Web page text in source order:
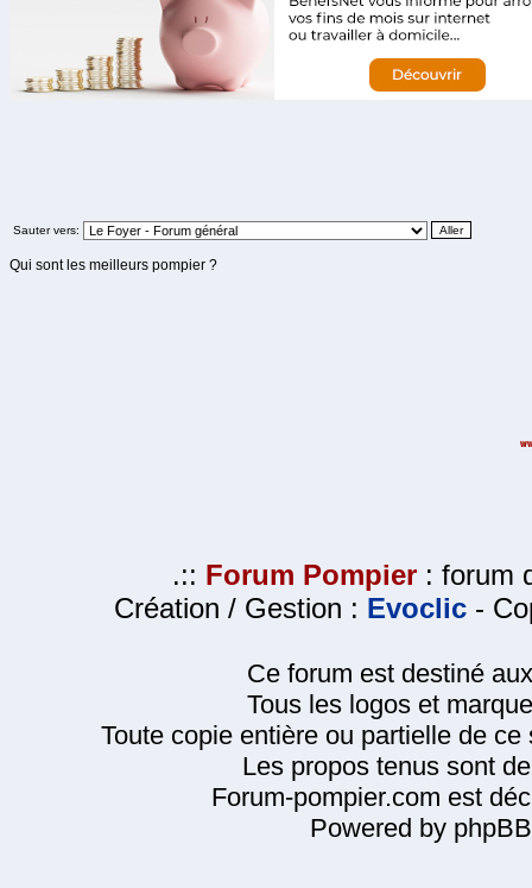
Sauter vers:
Qui sont les meilleurs pompier ?
.:: Forum Pompier : forum
Création / Gestion : Evoclic -
Ce forum est destiné
Tous les logos et
Toute copie entière ou partielle de
Les propos tenus sont
Forum-pompier.com est
Powered by